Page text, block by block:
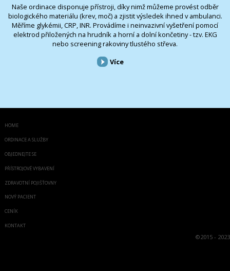
Naše ordinace disponuje přístroji, díky nimž můžeme provést odběr
biologického materiálu (krev, moč) a zjistit výsledek ihned v ambulanci.
Měříme glykémii, CRP, INR. Provádíme i neinvazivní vyšetření pomocí
elektrod přiložených na hrudník a horní a dolní končetiny - tzv. EKG
nebo screening rakoviny tlustého střeva.
Více
HOME
ORDINACE A SLUŽBY
OBJEDNEJTE SE
PŘÍSTROJOVÉ VYBAVENÍ
ZDRAVOTNÍ POJIŠŤOVNY
NOVÝ PACIENT
CENÍK
KONTAKT
©2015 - 2023